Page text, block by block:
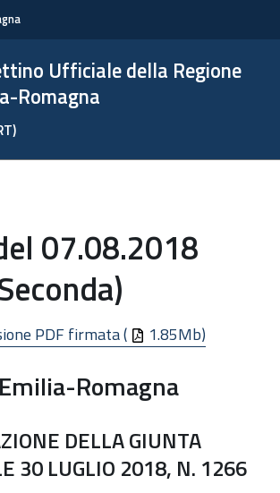
Ufficiale della Regione
Romagna
07.08.2018
PDF firmata ( 1.85Mb)
Romagna
DELLA GIUNTA
30 LUGLIO 2018, N. 1266